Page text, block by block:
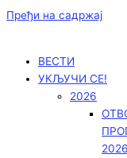
Пређи на садржај
ВЕСТИ
УКЉУЧИ СЕ!
2026